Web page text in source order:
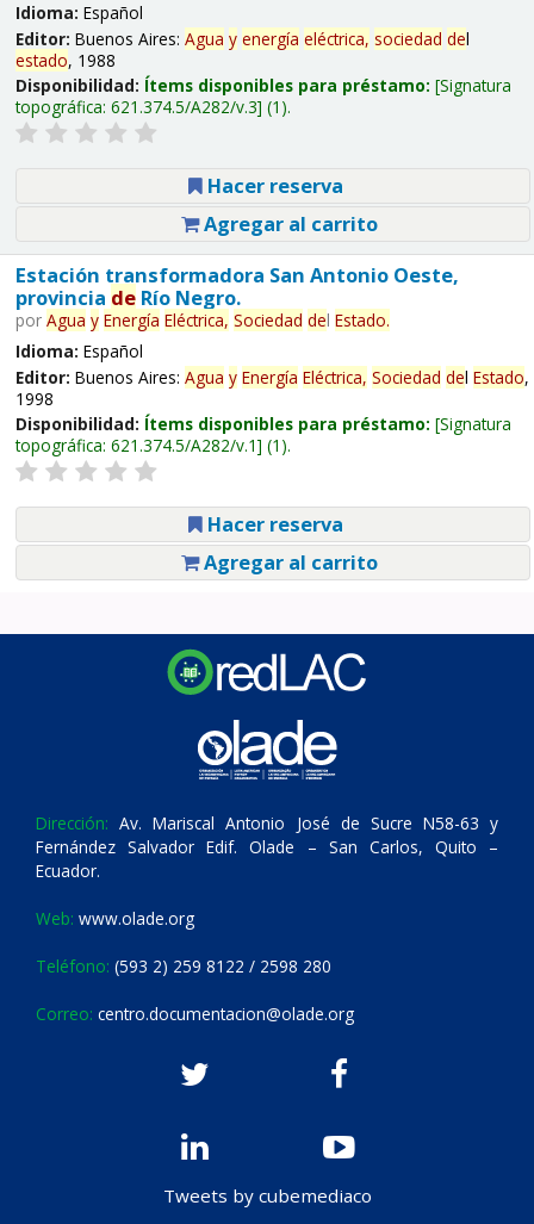
Idioma: Español
Editor: Buenos Aires: Agua y energía eléctrica, sociedad del
estado, 1988
Disponibilidad: Ítems disponibles para préstamo: Signatura
topográfica: 621.374.5/A282/v.3 (1).
Hacer reserva
Agregar al carrito
Estación transformadora San Antonio Oeste,
provincia deRío Negro.
por Agua y Energía Eléctrica, Sociedad del Estado.
Idioma: Español
Editor: Buenos Aires: Agua y Energía Eléctrica, Sociedad del Estado,
1998
Disponibilidad: Ítems disponibles para préstamo: Signatura
topográfica: 621.374.5/A282/v.1 (1).
Hacer reserva
Agregar al carrito
Dirección: Av. Mariscal Antonio José de Sucre N58-63 y
Fernández Salvador Edif. Olade – San Carlos, Quito –
Ecuador.
Web: www.olade.org
Teléfono: (593 2) 259 8122 / 2598 280
Correo: centro.documentacion@olade.org
Tweets by cubemediaco